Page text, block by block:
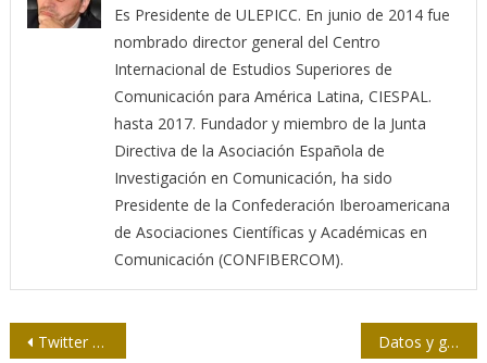
Es Presidente de ULEPICC. En junio de 2014 fue
nombrado director general del Centro
Internacional de Estudios Superiores de
Comunicación para América Latina, CIESPAL.
hasta 2017. Fundador y miembro de la Junta
Directiva de la Asociación Española de
Investigación en Comunicación, ha sido
Presidente de la Confederación Iberoamericana
de Asociaciones Científicas y Académicas en
Comunicación (CONFIBERCOM).
Navegación
Twitter quizá sobreviva a Musk, pero nunca volverá a ser como antes Datos y geopolítica: la nueva faceta colonial